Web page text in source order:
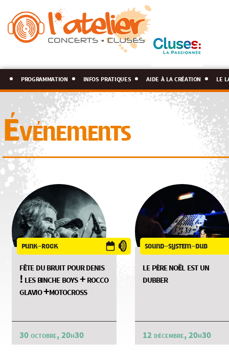
programmation infos pratiques aide à la création le
Événements
punk-rock
fête du bruit pour denis
! les binche boys + rocco
glavio +motocross
30 octobre, 20h30
sound-system-dub
le père noël est un
dubber
12 décembre, 20h30